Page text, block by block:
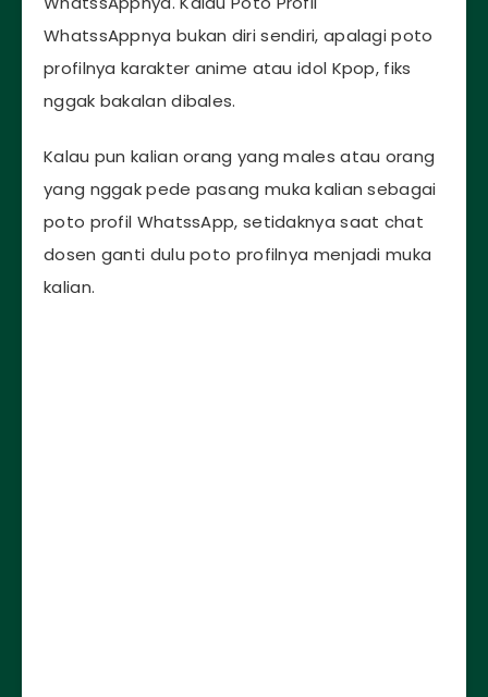
WhatssAppnya bukan diri sendiri, apalagi poto
profilnya karakter anime atau idol Kpop, fiks
nggak bakalan dibales.
Kalau pun kalian orang yang males atau orang
yang nggak pede pasang muka kalian sebagai
poto profil WhatssApp, setidaknya saat chat
dosen ganti dulu poto profilnya menjadi muka
kalian.